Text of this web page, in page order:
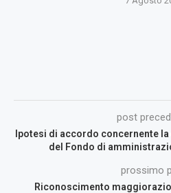
post
Ipotesi di accordo concernente
del Fondo di
prossimo
Riconoscimento